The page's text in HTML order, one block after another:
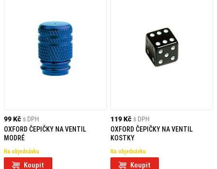
99 Kč s DPH
OXFORD ČEPIČKY NA VENTIL
MODRÉ
Na objednávku
Koupit
119 Kč s DPH
OXFORD ČEPIČKY NA VENTIL
KOSTKY
Na objednávku
Koupit